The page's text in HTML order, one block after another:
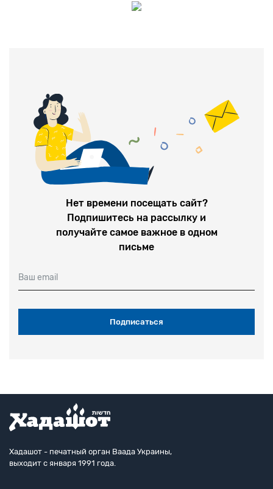
Нет времени посещать сайт?
Подпишитесь на рассылку и
получайте самое важное в одном
письме
Ваш email
Хадашот - печатный орган Ваада Украины,
выходит с января 1991 года.